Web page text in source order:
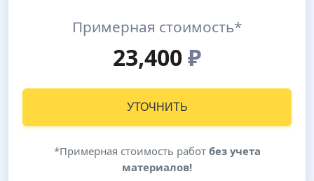
Примерная стоимость*
23,400₽
УТОЧНИТЬ
*Примерная стоимость работ без учета
материалов!